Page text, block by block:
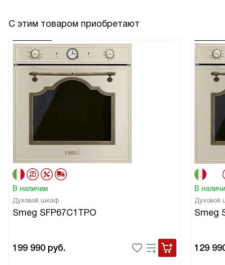
С этим товаром приобретают
В наличии
Духовой шкаф
Smeg SFP67C1TPO
199 990 руб.
В
Духовой
Smeg
129